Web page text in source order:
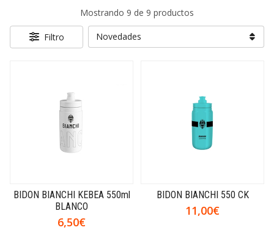
Mostrando 9 de 9 productos
Filtro
BIDON BIANCHI KEBEA 550ml
BLANCO
6,50€
BIDON BIANCHI 550 CK
11,00€